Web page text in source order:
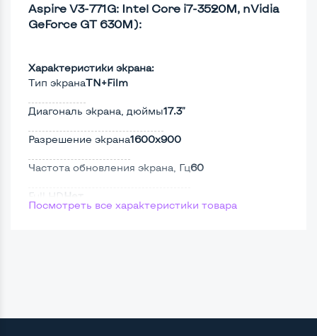
Aspire V3-771G: Intel Core i7-3520M, nVidia
GeForce GT 630M):
Характеристики экрана:
Тип экранаTN+Film
Диагональ экрана, дюймы17.3"
Разрешение экрана1600x900
Частота обновления экрана, Гц60
Full HD Нет
Мощность:
Посмотреть все характеристики товара